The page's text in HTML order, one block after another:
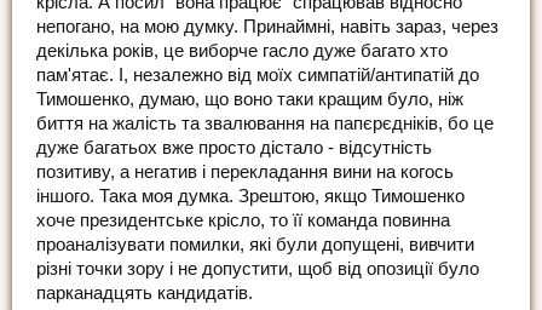
непогано, на мою думку. Принаймні, навіть зараз, через
декілька років, це виборче гасло дуже багато хто
пам'ятає. І, незалежно від моїх симпатій/антипатій до
Тимошенко, думаю, що воно таки кращим було, ніж
биття на жалість та звалювання на папєрєдніків, бо це
дуже багатьох вже просто дістало - відсутність
позитиву, а негатив і перекладання вини на когось
іншого. Така моя думка. Зрештою, якщо Тимошенко
хоче президентське крісло, то її команда повинна
проаналізувати помилки, які були допущені, вивчити
різні точки зору і не допустити, щоб від опозиції було
парканадцять кандидатів.